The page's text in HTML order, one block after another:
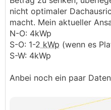
nicht optimaler
macht. Mein aktueller
N-O: 4kWp
S-O: 1-2 kWp (wenn es
S-W: 4kWp
Anbei noch ein paar